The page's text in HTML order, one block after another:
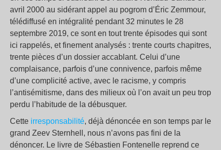
avril 2000 au sidérant appel au pogrom d’Éric Zemmour,
télédiffusé en intégralité pendant 32 minutes le 28
septembre 2019, ce sont en tout trente épisodes qui sont
ici rappelés, et finement analysés : trente courts chapitres,
trente pièces d’un dossier accablant. Celui d’une
complaisance, parfois d’une connivence, parfois même
d’une complicité active, avec le racisme, y compris
l’antisémitisme, dans des milieux où l’on avait un peu trop
perdu l’habitude de la débusquer.
Cette irresponsabilité, déjà dénoncée en son temps par le
grand Zeev Sternhell, nous n’avons pas fini de la
dénoncer. Le livre de Sébastien Fontenelle reprend ce